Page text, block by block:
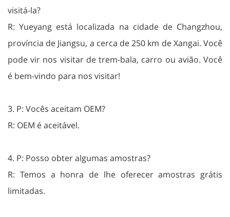
visitá-la?
R: Yueyang está localizada na cidade de Changzhou,
província de Jiangsu, a cerca de 250 km de Xangai. Você
pode vir nos visitar de trem-bala, carro ou avião. Você
é bem-vindo para nos visitar!
3. P: Vocês aceitam OEM?
R: OEM é aceitável.
4. P: Posso obter algumas amostras?
R: Temos a honra de lhe oferecer amostras grátis
limitadas.